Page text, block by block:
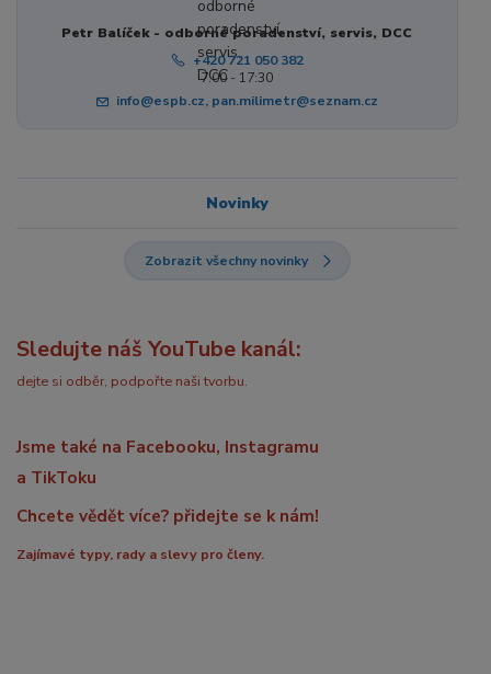
Petr Balíček - odborné poradenství, servis, DCC
+420 721 050 382
7:00 - 17:30
info@espb.cz, pan.milimetr@seznam.cz
Novinky
Zobrazit všechny novinky
Sledujte náš YouTube kanál:
dejte si odběr, podpořte naši tvorbu.
Jsme také na Facebooku, Instagramu
a TikToku
Chcete vědět více? přidejte se k nám!
Zajímavé typy, rady a slevy pro členy.